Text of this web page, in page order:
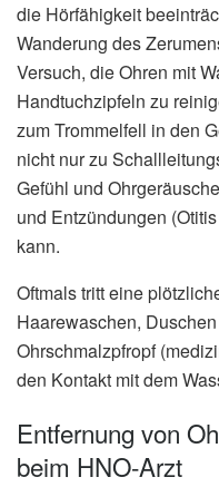
die Hörfähigkeit
Wanderung des
Versuch, die Ohren mit
Handtuchzipfeln zu
zum Trommelfell in den
nicht nur zu
Gefühl und
und Entzündungen
kann.
Oftmals tritt eine
Haarewaschen,
Ohrschmalzpfropf
den Kontakt mit dem
Entfernung von
beim HNO-Arzt